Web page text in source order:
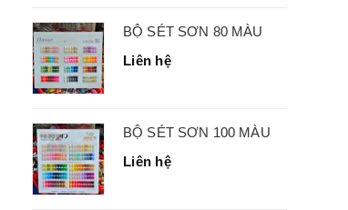
BỘ SÉT SƠN 80 MÀU
Liên hệ
BỘ SÉT SƠN 100 MÀU
Liên hệ